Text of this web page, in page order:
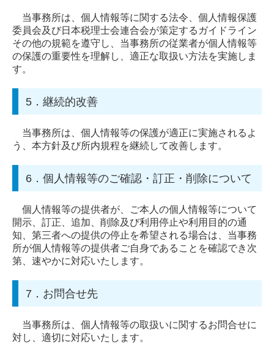
当事務所は、個人情報等に関する法令、個人情報保護
委員会及び日本税理士会連合会が策定するガイドライン
その他の規範を遵守し、当事務所の従業者が個人情報等
の保護の重要性を理解し、適正な取扱い方法を実施しま
す。
5．継続的改善
当事務所は、個人情報等の保護が適正に実施されるよ
う、本方針及び所内規程を継続して改善します。
6．個人情報等のご確認・訂正・削除について
個人情報等の提供者が、ご本人の個人情報等について
開示、訂正、追加、削除及び利用停止や利用目的の通
知、第三者への提供の停止を希望される場合は、当事務
所が個人情報等の提供者ご自身であることを確認でき次
第、速やかに対応いたします。
7．お問合せ先
当事務所は、個人情報等の取扱いに関するお問合せに
対し、適切に対応いたします。